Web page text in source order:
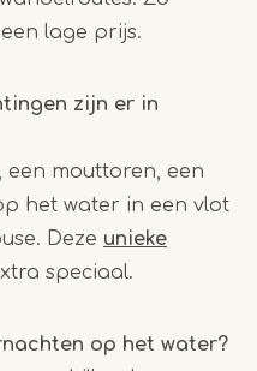
lage prijs.
zijn er in
een mouttoren, een
het water in een vlot
Deze unieke
speciaal.
op het water?